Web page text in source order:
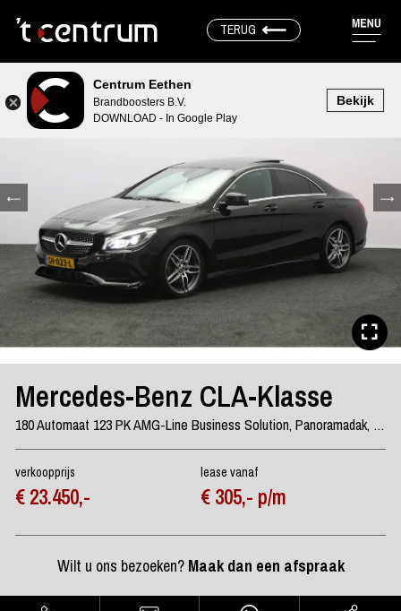
Centrum Eethen
Brandboosters B.V.
DOWNLOAD - In Google Play
Bekijk
TERUG
Mercedes-Benz CLA-Klasse
180 Automaat 123 PK AMG-Line Business Solution, Panoramadak, Stoelverwarming, Camera
verkoopprijs
€ 23.450,-
lease vanaf
€ 305,- p/m
Wilt u ons bezoeken? Maak dan een afspraak